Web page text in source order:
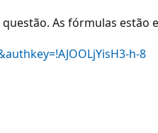
As fórmulas estão
h-8